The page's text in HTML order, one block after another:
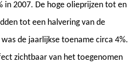
in 2007. De hoge olieprijzen tot en
tot een halvering van de
was de jaarlijkse toename circa 4%.
zichtbaar van het toegenomen